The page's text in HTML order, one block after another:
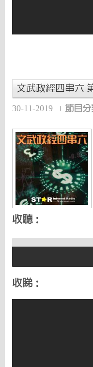
文武政經四串六
30-11-2019 節目分
收聽：
收睇：